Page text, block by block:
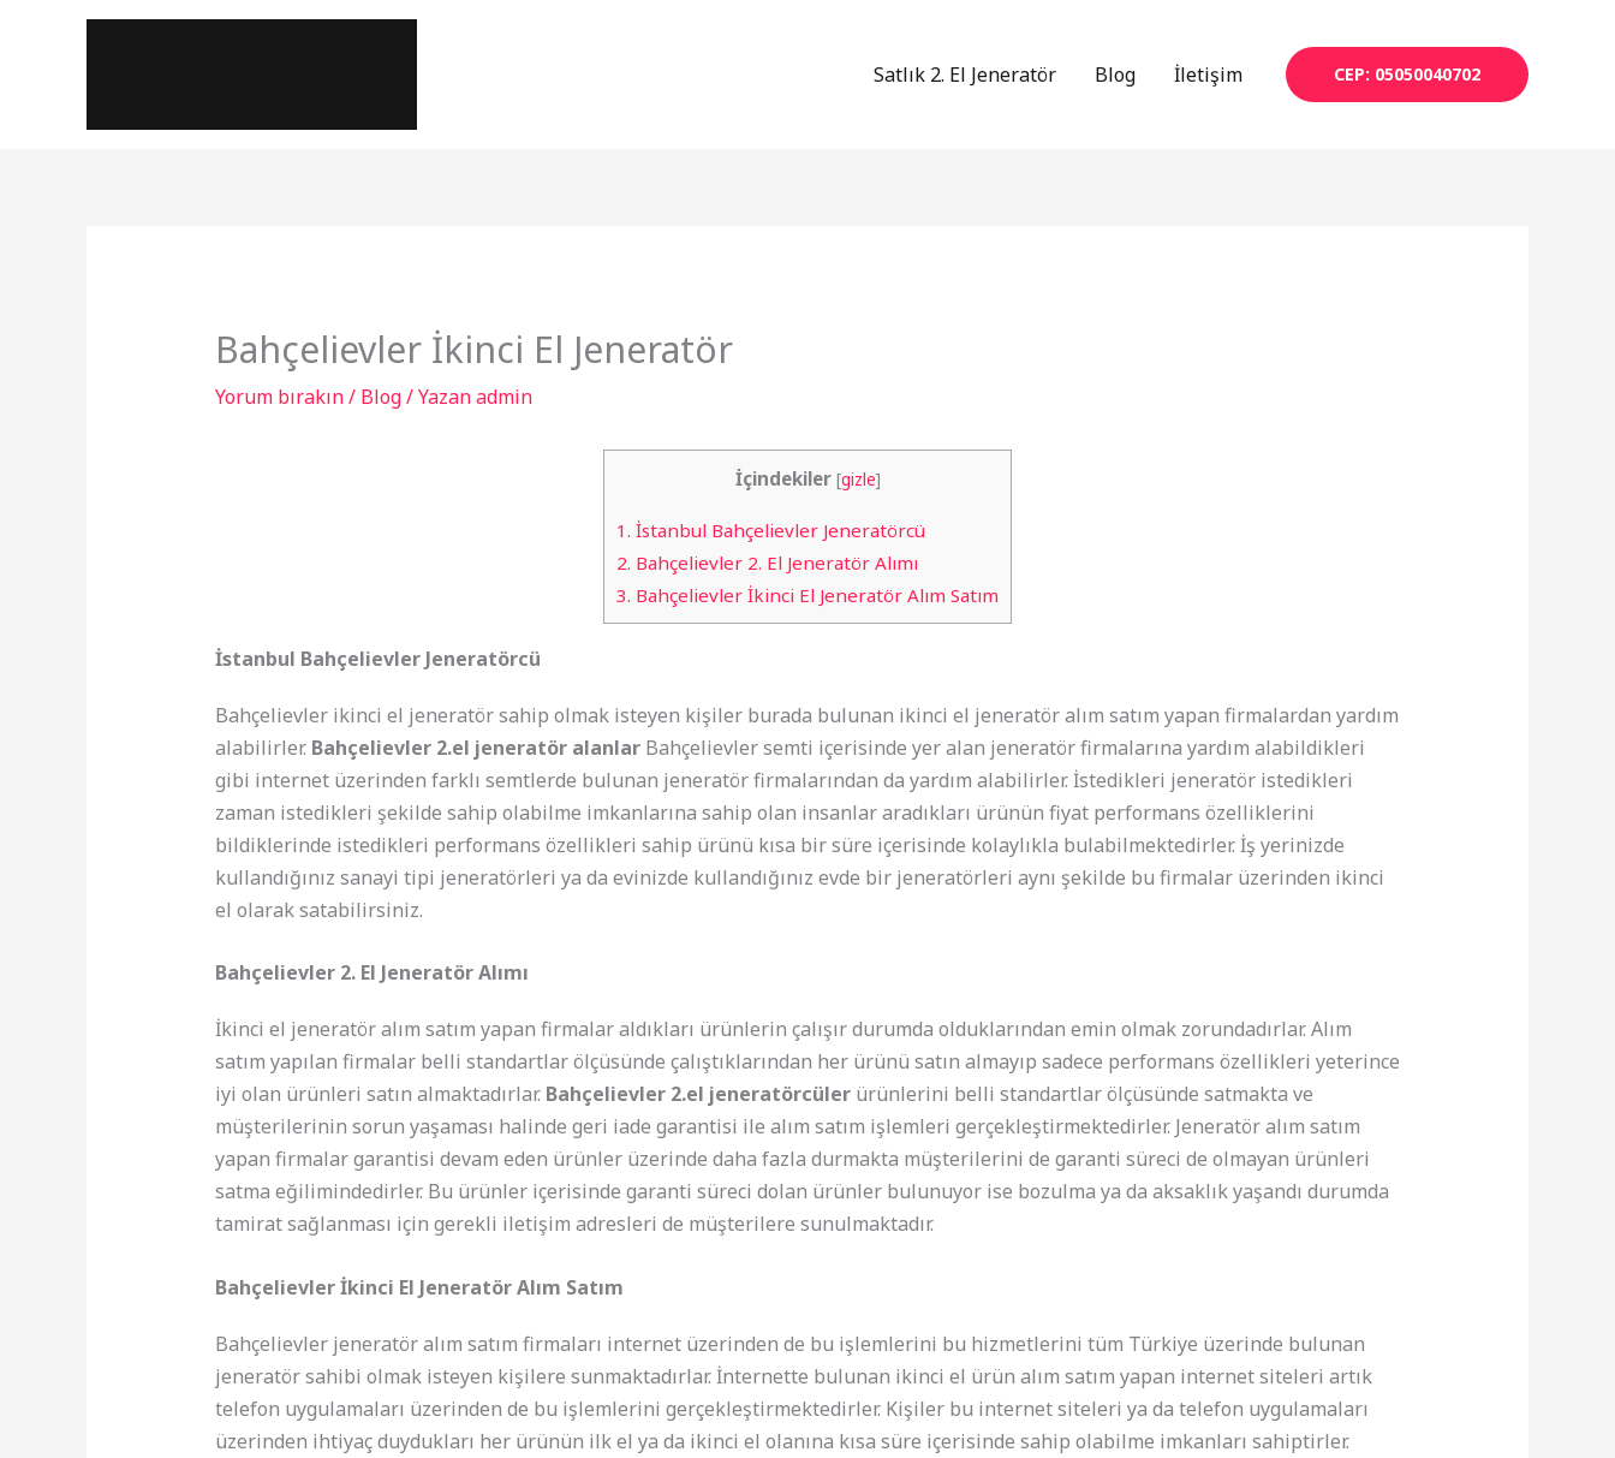
Satlık 2. El Jeneratör
Blog İletişim CEP: 05050040702
Bahçelievler İkinci El Jeneratör
Yorum bırakın/ Blog/ Yazanadmin
İçindekiler [gizle]
1. İstanbul Bahçelievler Jeneratörcü
2. Bahçelievler 2. El Jeneratör Alımı
3. Bahçelievler İkinci El Jeneratör Alım Satım
İstanbul Bahçelievler Jeneratörcü
Bahçelievler ikinci el jeneratör sahip olmak isteyen kişiler burada bulunan ikinci el jeneratör alım satım yapan firmalardan yardım
alabilirler. Bahçelievler 2.el jeneratör alanlar Bahçelievler semti içerisinde yer alan jeneratör firmalarına yardım alabildikleri
gibi internet üzerinden farklı semtlerde bulunan jeneratör firmalarından da yardım alabilirler. İstedikleri jeneratör istedikleri
zaman istedikleri şekilde sahip olabilme imkanlarına sahip olan insanlar aradıkları ürünün fiyat performans özelliklerini
bildiklerinde istedikleri performans özellikleri sahip ürünü kısa bir süre içerisinde kolaylıkla bulabilmektedirler. İş yerinizde
kullandığınız sanayi tipi jeneratörleri ya da evinizde kullandığınız evde bir jeneratörleri aynı şekilde bu firmalar üzerinden ikinci
el olarak satabilirsiniz.
Bahçelievler 2. El Jeneratör Alımı
İkinci el jeneratör alım satım yapan firmalar aldıkları ürünlerin çalışır durumda olduklarından emin olmak zorundadırlar. Alım
satım yapılan firmalar belli standartlar ölçüsünde çalıştıklarından her ürünü satın almayıp sadece performans özellikleri yeterince
iyi olan ürünleri satın almaktadırlar. Bahçelievler 2.el jeneratörcüler ürünlerini belli standartlar ölçüsünde satmakta ve
müşterilerinin sorun yaşaması halinde geri iade garantisi ile alım satım işlemleri gerçekleştirmektedirler. Jeneratör alım satım
yapan firmalar garantisi devam eden ürünler üzerinde daha fazla durmakta müşterilerini de garanti süreci de olmayan ürünleri
satma eğilimindedirler. Bu ürünler içerisinde garanti süreci dolan ürünler bulunuyor ise bozulma ya da aksaklık yaşandı durumda
tamirat sağlanması için gerekli iletişim adresleri de müşterilere sunulmaktadır.
Bahçelievler İkinci El Jeneratör Alım Satım
Bahçelievler jeneratör alım satım firmaları internet üzerinden de bu işlemlerini bu hizmetlerini tüm Türkiye üzerinde bulunan
jeneratör sahibi olmak isteyen kişilere sunmaktadırlar. İnternette bulunan ikinci el ürün alım satım yapan internet siteleri artık
telefon uygulamaları üzerinden de bu işlemlerini gerçekleştirmektedirler. Kişiler bu internet siteleri ya da telefon uygulamaları
üzerinden ihtiyaç duydukları her ürünün ilk el ya da ikinci el olanına kısa süre içerisinde sahip olabilme imkanları sahiptirler.